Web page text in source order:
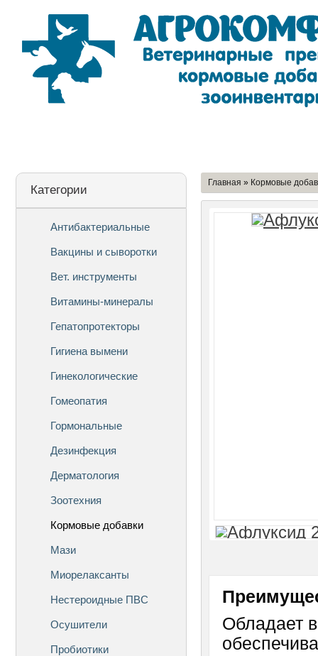
Категории
Антибактериальные
Вакцины и сыворотки
Вет. инструменты
Витамины-минералы
Гепатопротекторы
Гигиена вымени
Гинекологические
Гомеопатия
Гормональные
Дезинфекция
Дерматология
Зоотехния
Кормовые добавки
Мази
Миорелаксанты
Нестероидные ПВС
Осушители
Пробиотики
Главная » Кормовые
Обладает